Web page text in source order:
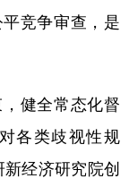
竞争审查，是
健全常态化督
各类歧视性规
经济研究院创